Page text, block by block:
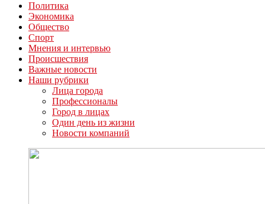
Политика
Экономика
Общество
Спорт
Мнения и интервью
Происшествия
Важные новости
Наши рубрики
Лица города
Профессионалы
Город в лицах
Один день из жизни
Новости компаний